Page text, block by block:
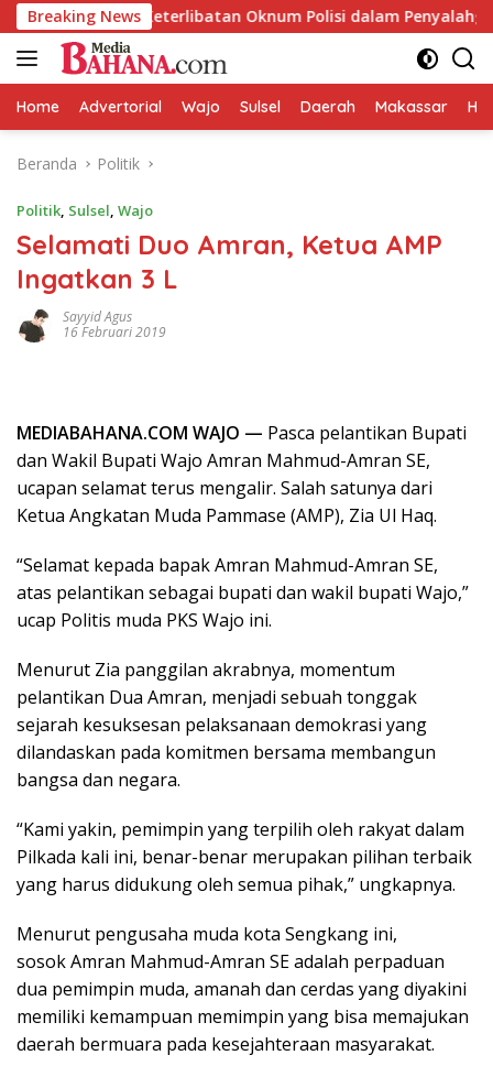
Langsung
ke
konten
Breaking News
Keterlibatan Oknum Polisi dalam Penyalahgunaan
Home Advertorial Wajo Sulsel Daerah Makassar
Beranda Politik
Politik, Sulsel, Wajo
Selamati Duo Amran, Ketua AMP
Ingatkan 3 L
Sayyid Agus
16 Februari 2019
MEDIABAHANA.COM WAJO — Pasca pelantikan Bupati
dan Wakil Bupati Wajo Amran Mahmud-Amran SE,
ucapan selamat terus mengalir. Salah satunya dari
Ketua Angkatan Muda Pammase (AMP), Zia Ul Haq.
“Selamat kepada bapak Amran Mahmud-Amran SE,
atas pelantikan sebagai bupati dan wakil bupati Wajo,”
ucap Politis muda PKS Wajo ini.
Menurut Zia panggilan akrabnya, momentum
pelantikan Dua Amran, menjadi sebuah tonggak
sejarah kesuksesan pelaksanaan demokrasi yang
dilandaskan pada komitmen bersama membangun
bangsa dan negara.
“Kami yakin, pemimpin yang terpilih oleh rakyat dalam
Pilkada kali ini, benar-benar merupakan pilihan terbaik
yang harus didukung oleh semua pihak,” ungkapnya.
Menurut pengusaha muda kota Sengkang ini,
sosok Amran Mahmud-Amran SE adalah perpaduan
dua pemimpin muda, amanah dan cerdas yang diyakini
memiliki kemampuan memimpin yang bisa memajukan
daerah bermuara pada kesejahteraan masyarakat.